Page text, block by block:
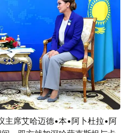
主席艾哈迈德•本•阿卜杜拉•阿